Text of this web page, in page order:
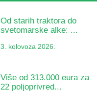
Od starih traktora do
svetomarske alke: ...
3. kolovoza 2026.
Više od 313.000 eura za
22 poljoprivred...